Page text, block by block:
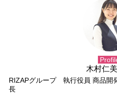
木村仁
RIZAPグループ 執行役員 商品開
長